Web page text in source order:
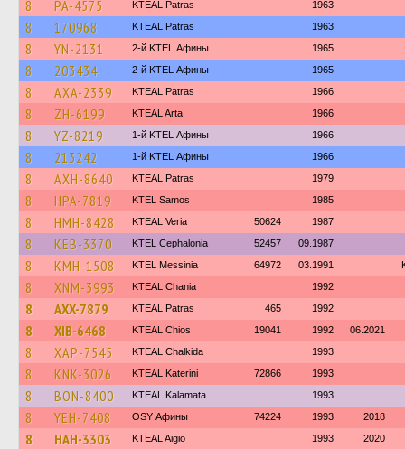
8 PA-4575 KTEAL Patras 1963
8 170968 KTEAL Patras 1963
8 YN-2131 2-й KTEL Афины 1965
8 203434 2-й KTEL Афины 1965
8 AXA-2339 KTEAL Patras 1966
8 ZH-6199 KTEAL Arta 1966
8 YZ-8219 1-й KTEL Афины 1966
8 213242 1-й KTEL Афины 1966
8 AXH-8640 KTEAL Patras 1979
8 HPA-7819 KTEL Samos 1985
8 HMH-8428 KTEAL Veria 50624 1987
8 KEB-3370 KTEL Cephalonia 52457 09.1987
8 KMH-1508 KTEL Messinia 64972 03.1991
8 XNM-3993 KTEAL Chania 1992
8 AXX-7879 KTEAL Patras 465 1992
8 XIB-6468 KTEAL Chios 19041 1992 06.2021
8 XAP-7545 KTEAL Chalkida 1993
8 KNK-3026 KTEAL Katerini 72866 1993
8 BON-8400 KTEAL Kalamata 1993
8 YEH-7408 OSY Афины 74224 1993 2018
8 HAH-3303 KTEAL Aigio 1993 2020